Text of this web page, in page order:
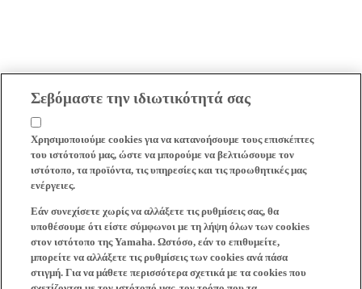
Σεβόμαστε την ιδιωτικότητά σας
Χρησιμοποιούμε cookies για να κατανοήσουμε τους επισκέπτες
του ιστότοπού μας, ώστε να μπορούμε να βελτιώσουμε τον
ιστότοπο, τα προϊόντα, τις υπηρεσίες και τις προωθητικές μας
ενέργειες.
Εάν συνεχίσετε χωρίς να αλλάξετε τις ρυθμίσεις σας, θα
υποθέσουμε ότι είστε σύμφωνοι με τη λήψη όλων των cookies
στον ιστότοπο της Yamaha. Ωστόσο, εάν το επιθυμείτε,
μπορείτε να αλλάξετε τις ρυθμίσεις των cookies ανά πάσα
στιγμή. Για να μάθετε περισσότερα σχετικά με τα cookies που